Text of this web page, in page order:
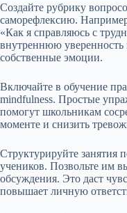
Создайте рубрику
саморефлексию.
«Как я справляюсь с
внутреннюю уверенность
собственные эмоции.
Включайте в обучение
mindfulness. Простые
помогут школьникам
моменте и снизить
Структурируйте занятия
учеников. Позвольте им
обсуждения. Это даст
повышает личную